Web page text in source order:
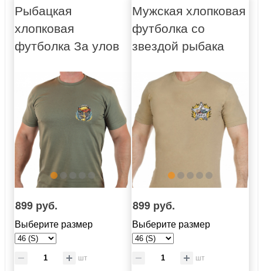
Рыбацкая
хлопковая
футболка За улов
899 руб.
Выберите размер
шт
Мужская хлопковая
футболка со
звездой рыбака
899 руб.
Выберите размер
шт